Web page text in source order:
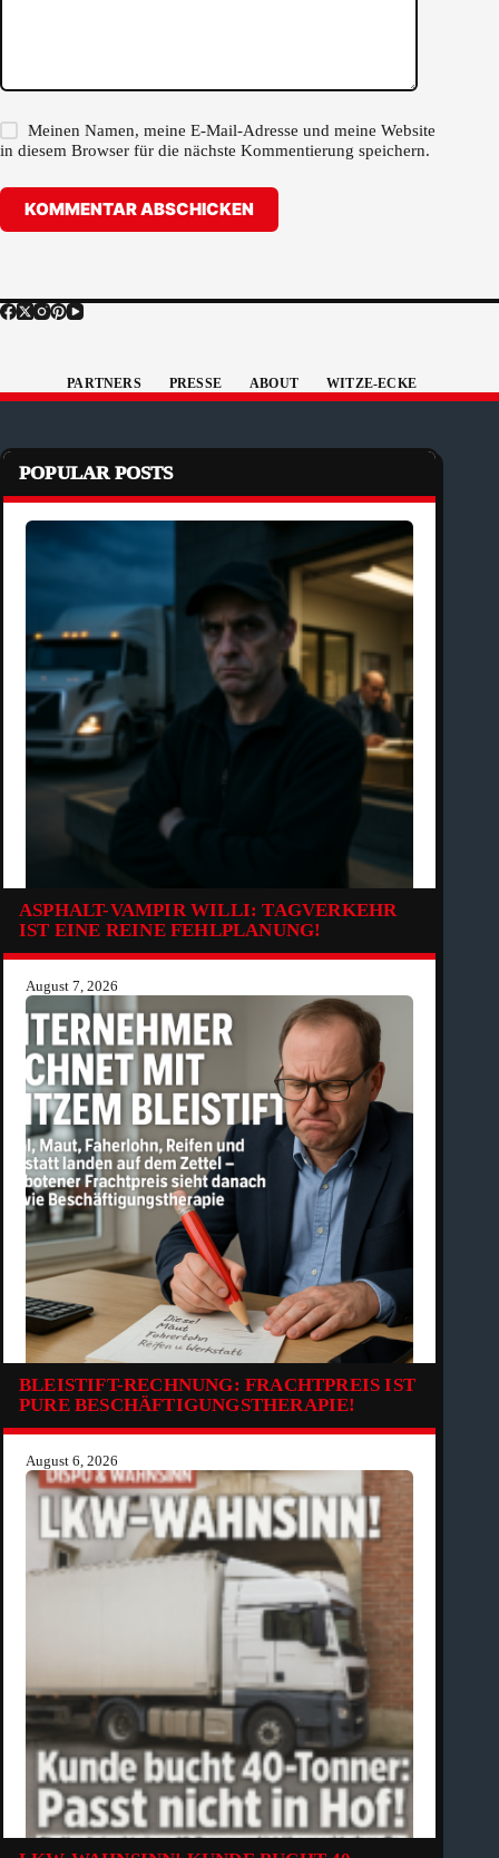
Meinen Namen, meine E-Mail-Adresse und meine Website
in diesem Browser für die nächste Kommentierung speichern.
KOMMENTAR ABSCHICKEN
PARTNERS PRESSE ABOUT WITZE-ECKE
POPULAR POSTS
ASPHALT-VAMPIR WILLI: TAGVERKEHR
IST EINE REINE FEHLPLANUNG!
August 7, 2026
BLEISTIFT-RECHNUNG: FRACHTPREIS IST
PURE BESCHÄFTIGUNGSTHERAPIE!
August 6, 2026